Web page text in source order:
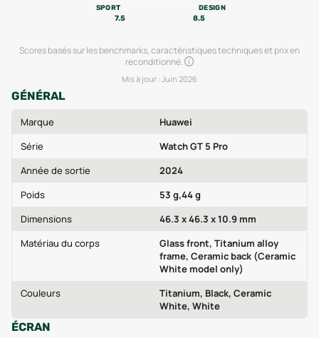
DESIGN
8.5
SPORT
7.5
Scores basés sur les benchmarks, caractéristiques techniques et prix en
reconditionné.
Mis à jour : Juin 2026
GÉNÉRAL
Marque
Huawei
Série
Watch GT 5 Pro
Année de sortie
2024
Poids
53 g,44 g
Dimensions
46.3 x 46.3 x 10.9 mm
Matériau du corps
Glass front, Titanium alloy
frame, Ceramic back (Ceramic
White model only)
Couleurs
Titanium, Black, Ceramic
White, White
ÉCRAN